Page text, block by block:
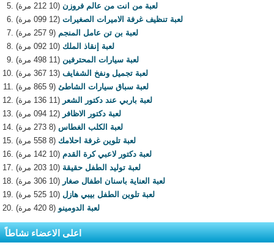
لعبة من انت من عالم فروزن (10 212 مرة)
لعبة تنظيف غرفة الاميرات الصغيرات (12 099 مرة)
لعبة بن تن عامل المنجم (9 257 مرة)
لعبة إنقاذ الملك (10 092 مرة)
لعبة سيارات المحترفين (11 498 مرة)
لعبة تجميل ونفخ الشفايف (13 367 مرة)
لعبة سباق سيارات الشاطئ (9 865 مرة)
لعبة باربي عند دكتور الشعر (11 136 مرة)
لعبة دكتور الاظافر (12 094 مرة)
لعبة الكلب الغطاس (8 273 مرة)
لعبة تلوين غرفة احلامك (8 558 مرة)
لعبة دكتور لاعبي كرة القدم (10 142 مرة)
لعبة توليد الطفل حقيقة (10 203 مرة)
لعبة العناية باسنان اطفال صغار (10 306 مرة)
لعبة تلوين الطفل بيبي هازل (10 525 مرة)
لعبة الدومينو (8 420 مرة)
اعلى الاعضاء نشاطاً